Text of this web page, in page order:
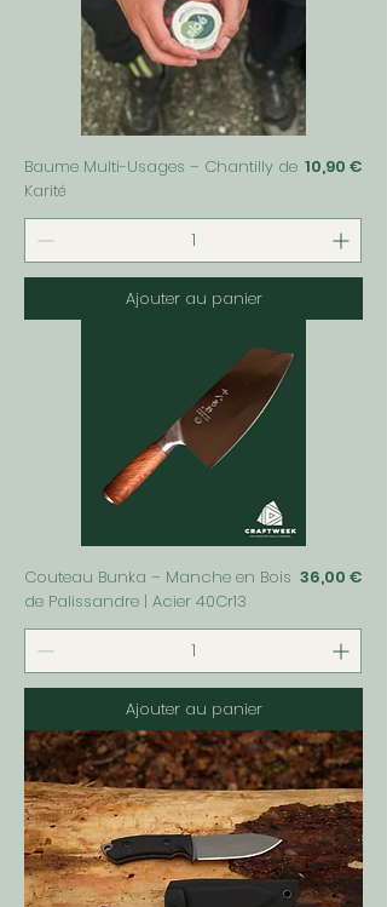
Baume Multi-Usages – Chantilly de
Karité
Prix
10,90 €
Ajouter au panier
Couteau Bunka – Manche en Bois
de Palissandre | Acier 40Cr13
Prix
36,00 €
Ajouter au panier